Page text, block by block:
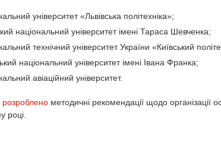
університет «Львівська політехніка»;
національний університет імені Тараса Шевченка;
технічний університет України «Київський
національний університет імені Івана Франка;
авіаційний університет.
розробленометодичні рекомендації щодо організації
році.